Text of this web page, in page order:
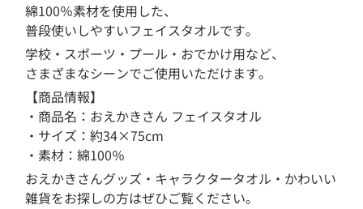
綿100％素材を使用した、
普段使いしやすいフェイスタオルです。
学校・スポーツ・プール・おでかけ用など、
さまざまなシーンでご使用いただけます。
【商品情報】
・商品名：おえかきさん フェイスタオル
・サイズ：約34×75cm
・素材：綿100％
おえかきさんグッズ・キャラクタータオル・かわいい
雑貨をお探しの方はぜひご覧ください。